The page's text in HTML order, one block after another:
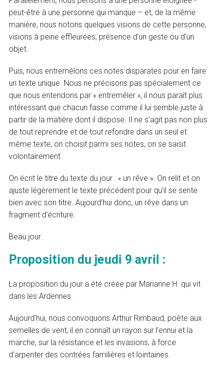
peut-être à une personne qui manque – et, de la même
manière, nous notons quelques visions de cette personne,
visions à peine effleurées, présence d’un geste ou d’un
objet.
Puis, nous entremêlons ces notes disparates pour en faire
un texte unique. Nous ne précisons pas spécialement ce
que nous entendons par « entremêler », il nous paraît plus
intéressant que chacun fasse comme il lui semble juste à
partir de la matière dont il dispose. Il ne s’agit pas non plus
de tout reprendre et de tout refondre dans un seul et
même texte, on choisit parmi ses notes, on se saisit
volontairement.
On écrit le titre du texte du jour : « un rêve ». On relit et on
ajuste légèrement le texte précédent pour qu’il se sente
bien avec son titre. Aujourd’hui donc, un rêve dans un
fragment d’écriture.
Beau jour.
Proposition du jeudi 9 avril :
La proposition du jour a été créée par Marianne H. qui vit
dans les Ardennes.
Aujourd’hui, nous convoquons Arthur Rimbaud, poète aux
semelles de vent, il en connaît un rayon sur l’ennui et la
marche, sur la résistance et les invasions, à force
d’arpenter des contrées familières et lointaines.